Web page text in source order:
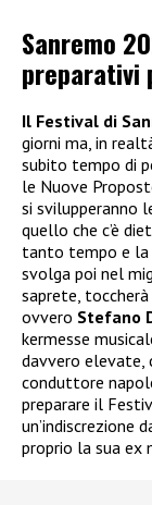
Sanremo
preparativi
Il Festival di
giorni ma, in
subito tempo di
le Nuove
si svilupperanno
quello che c’è
tanto tempo e
svolga poi nel
saprete, toccherà
ovvero Stefano
kermesse
davvero elevate,
conduttore
preparare il
un’indiscrezione
proprio la sua ex